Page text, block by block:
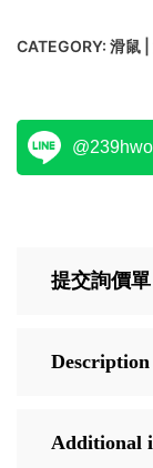
CATEGORY: 滑鼠 |
提交詢價單
Description
Additional